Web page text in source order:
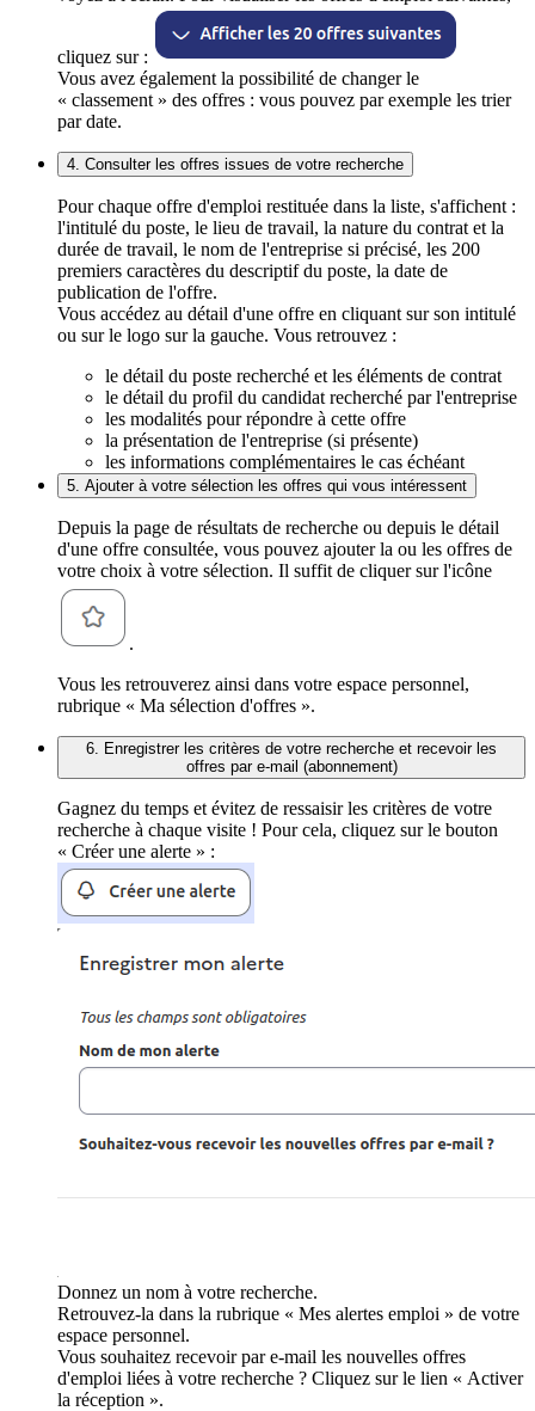
cliquez sur :
Vous avez également la possibilité de changer le
« classement » des offres : vous pouvez par exemple les trier
par date.
4. Consulter les offres issues de votre recherche
Pour chaque offre d'emploi restituée dans la liste, s'affichent :
l'intitulé du poste, le lieu de travail, la nature du contrat et la
durée de travail, le nom de l'entreprise si précisé, les 200
premiers caractères du descriptif du poste, la date de
publication de l'offre.
Vous accédez au détail d'une offre en cliquant sur son intitulé
ou sur le logo sur la gauche. Vous retrouvez :
le détail du poste recherché et les éléments de contrat
le détail du profil du candidat recherché par l'entreprise
les modalités pour répondre à cette offre
la présentation de l'entreprise (si présente)
les informations complémentaires le cas échéant
5. Ajouter à votre sélection les offres qui vous intéressent
Depuis la page de résultats de recherche ou depuis le détail
d'une offre consultée, vous pouvez ajouter la ou les offres de
votre choix à votre sélection. Il suffit de cliquer sur l'icône
.
Vous les retrouverez ainsi dans votre espace personnel,
rubrique « Ma sélection d'offres ».
6. Enregistrer les critères de votre recherche et recevoir les
offres par e-mail (abonnement)
Gagnez du temps et évitez de ressaisir les critères de votre
recherche à chaque visite ! Pour cela, cliquez sur le bouton
« Créer une alerte » :
Donnez un nom à votre recherche.
Retrouvez-la dans la rubrique « Mes alertes emploi » de votre
espace personnel.
Vous souhaitez recevoir par e-mail les nouvelles offres
d'emploi liées à votre recherche ? Cliquez sur le lien « Activer
la réception ».